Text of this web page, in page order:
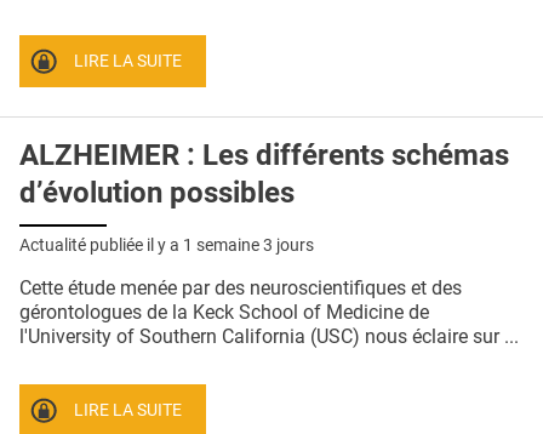
LIRE LA SUITE
ALZHEIMER : Les différents schémas
d’évolution possibles
Actualité publiée il y a 1 semaine 3 jours
Cette étude menée par des neuroscientifiques et des
gérontologues de la Keck School of Medicine de
l'University of Southern California (USC) nous éclaire sur ...
LIRE LA SUITE